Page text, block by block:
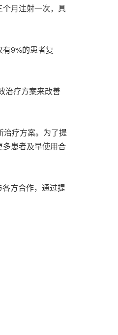
月注射一次，具
9%的患者复
治疗方案来改善
治疗方案。为了提
患者及早使用合
方合作，通过提